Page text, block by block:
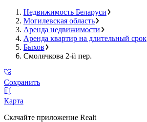
Недвижимость Беларуси
Могилевская область
Аренда недвижимости
Аренда квартир на длительный срок
Быхов
Смолячкова 2-й пер.
Сохранить
Карта
Скачайте приложение Realt